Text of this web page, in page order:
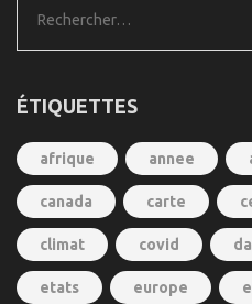
Rechercher :
ÉTIQUETTES
afrique annee
canada carte
climat covid
etats europe